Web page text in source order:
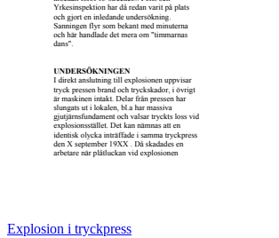
Explosion i tryckpress